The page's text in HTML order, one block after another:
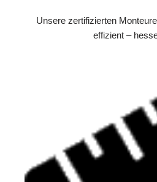
Unsere zertifizierten
effizient –